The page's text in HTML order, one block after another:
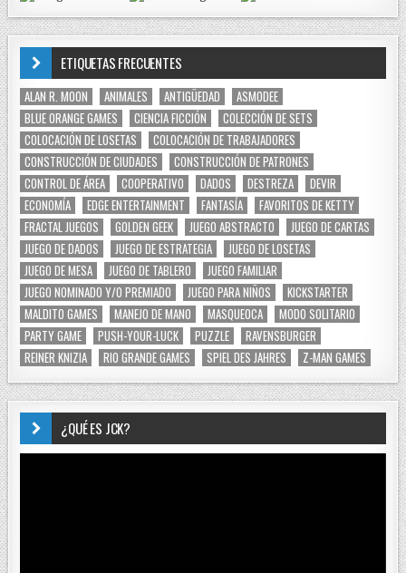
ETIQUETAS FRECUENTES
ALAN R. MOON ANIMALES ANTIGÜEDAD
ASMODEE
BLUE ORANGE GAMES
CIENCIA FICCIÓN
COLECCIÓN DE SETS
COLOCACIÓN DE LOSETAS
COLOCACIÓN DE TRABAJADORES
CONSTRUCCIÓN DE CIUDADES
CONSTRUCCIÓN DE PATRONES
CONTROL DE ÁREA
COOPERATIVO DADOS DESTREZA
DEVIR
ECONOMÍA
EDGE ENTERTAINMENT FANTASÍA
FAVORITOS DE KETTY
FRACTAL JUEGOS
GOLDEN GEEK JUEGO ABSTRACTO
JUEGO DE CARTAS
JUEGO DE DADOS
JUEGO DE ESTRATEGIA
JUEGO DE LOSETAS
JUEGO DE MESA
JUEGO DE TABLERO
JUEGO FAMILIAR
JUEGO NOMINADO Y/O PREMIADO
JUEGO PARA NIÑOS
KICKSTARTER
MALDITO GAMES
MANEJO DE MANO MASQUEOCA
MODO SOLITARIO
PARTY GAME
PUSH-YOUR-LUCK PUZZLE
RAVENSBURGER
REINER KNIZIA
RIO GRANDE GAMES SPIEL DES JAHRES Z-MAN GAMES
¿QUÉ ES JCK?